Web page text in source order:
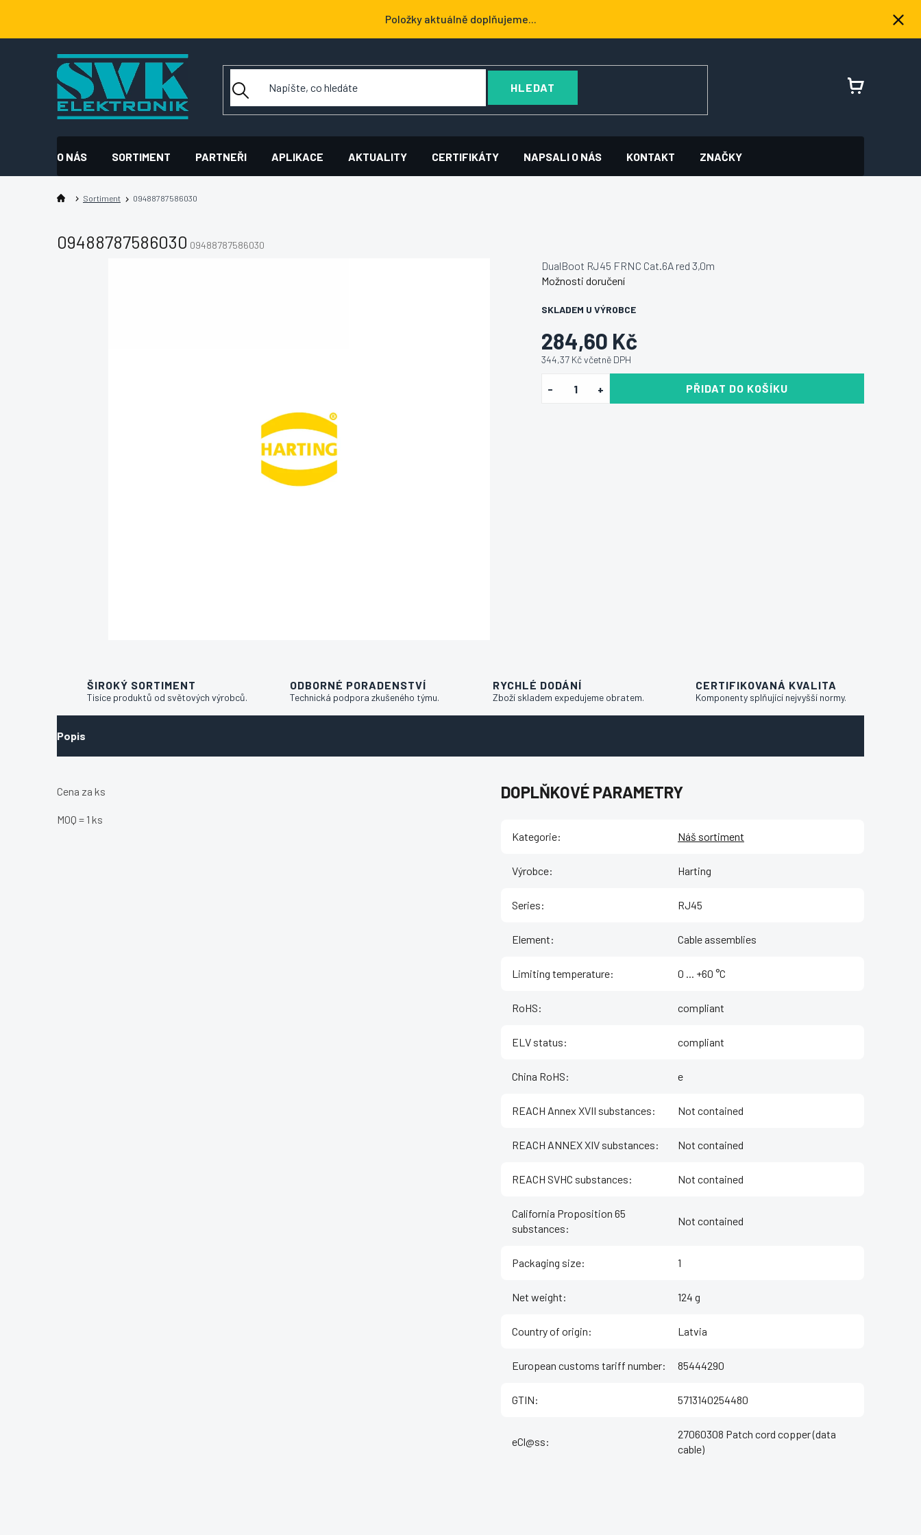
obsah
Položky aktuálně doplňujeme...
HLEDAT
NÁKUPNÍ
O NÁS SORTIMENT PARTNEŘI APLIKACE AKTUALITY CERTIFIKÁTY NAPSALI O NÁS KONTAKT ZNAČKY
Sortiment 09488787586030
09488787586030 09488787586030
284,60 Kč
344,37 Kč včetně DPH
SKLADEM U VÝROBCE
Možnosti doručení
PŘIDAT DO KOŠÍKU
DualBoot RJ45 FRNC Cat.6A red 3,0m
ŠIROKÝ SORTIMENT
Tisíce produktů od světových výrobců.
ODBORNÉ PORADENSTVÍ
Technická podpora zkušeného týmu.
RYCHLÉ DODÁNÍ
Zboží skladem expedujeme obratem.
CERTIFIKOVANÁ KVALITA
Komponenty splňující nejvyšší normy.
Popis
Cena za ks
MOQ = 1 ks
DOPLŇKOVÉ PARAMETRY
Kategorie: Náš sortiment
Výrobce: Harting
Series: RJ45
Element: Cable assemblies
Limiting temperature: ‌0 ... +60 °C
RoHS: compliant
ELV status: compliant
China RoHS: e
REACH Annex XVII substances: Not contained
REACH ANNEX XIV substances: Not contained
REACH SVHC substances: Not contained
California Proposition 65
substances:
Not contained
Packaging size: 1
Net weight: 124 g
Country of origin: Latvia
European customs tariff number: 85444290
GTIN: 5713140254480
eCl@ss:
27060308 Patch cord copper (data
cable)